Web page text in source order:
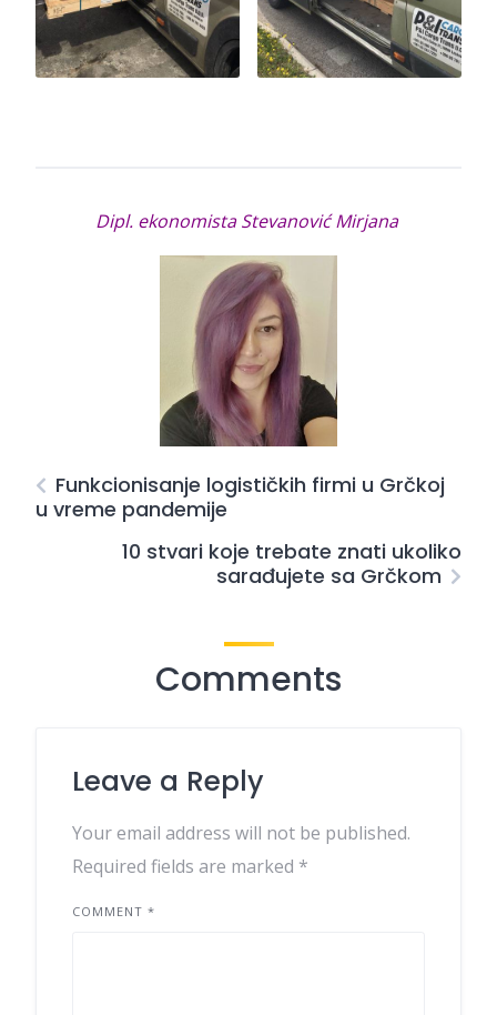
Dipl. ekonomista Stevanović Mirjana
Funkcionisanje logističkih firmi u Grčkoj
u vreme pandemije
10 stvari koje trebate znati ukoliko
sarađujete sa Grčkom
Comments
Leave a Reply
Your email address will not be published.
Required fields are marked *
COMMENT *